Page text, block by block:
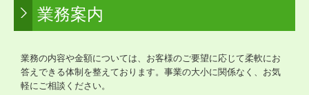
経営理念
交通案内
業務案内
業務案内
業務の内容や金額については、お客様のご要望に応じて柔軟にお
答えできる体制を整えております。事業の大小に関係なく、お気
軽にご相談ください。